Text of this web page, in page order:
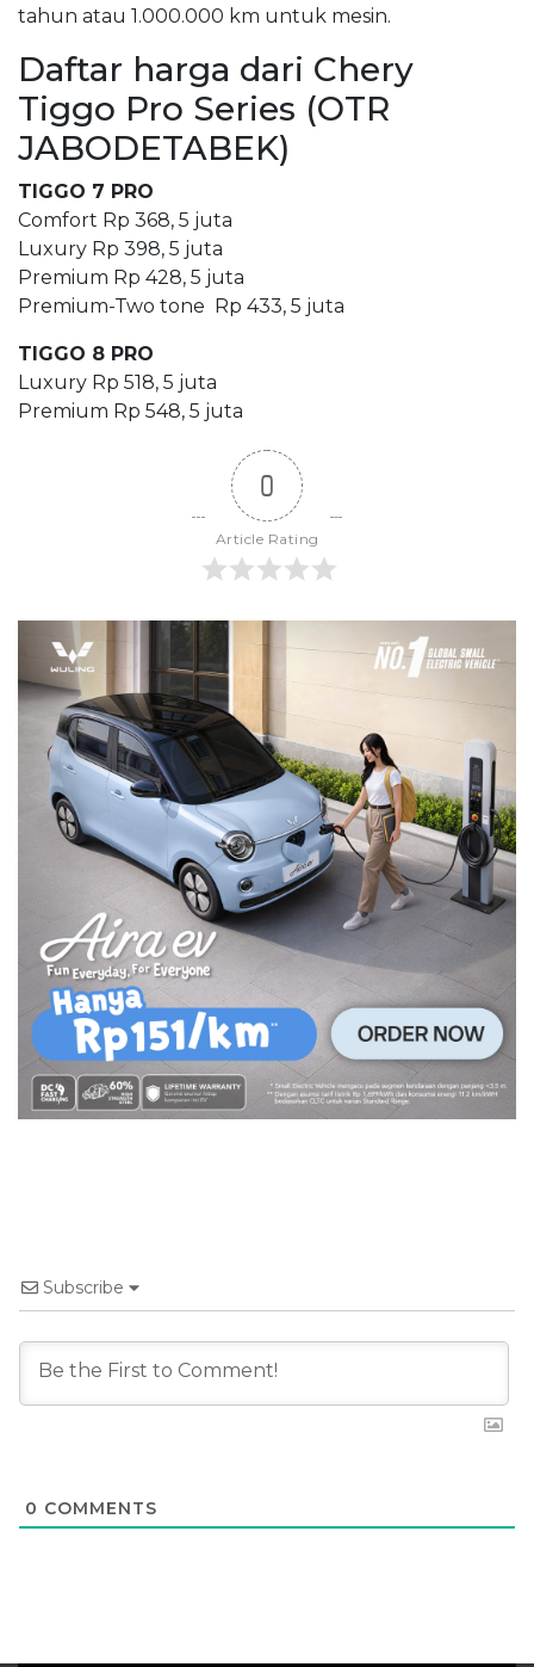
tahun atau 1.000.000 km untuk mesin.
Daftar harga dari Chery
Tiggo Pro Series (OTR
JABODETABEK)
TIGGO 7 PRO
Comfort Rp 368, 5 juta
Luxury Rp 398, 5 juta
Premium Rp 428, 5 juta
Premium-Two tone Rp 433, 5 juta
TIGGO 8 PRO
Luxury Rp 518, 5 juta
Premium Rp 548, 5 juta
0
Article Rating
Subscribe
0 COMMENTS